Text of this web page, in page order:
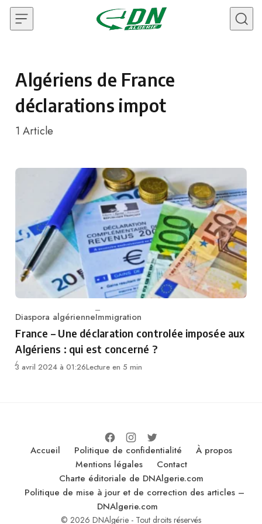
Skip to content
Algériens de France
déclarations impot
1 Article
Category
Diaspora algérienneImmigration
France – Une déclaration controlée imposée aux
Algériens : qui est concerné ?
3 avril 2024 à 01:26Lecture en 5 min
Accueil Politique de confidentialité
À propos
Mentions légales
Contact
Charte éditoriale de DNAlgerie.com
Politique de mise à jour et de correction des articles –
DNAlgerie.com
© 2026 DNAlgérie - Tout droits réservés